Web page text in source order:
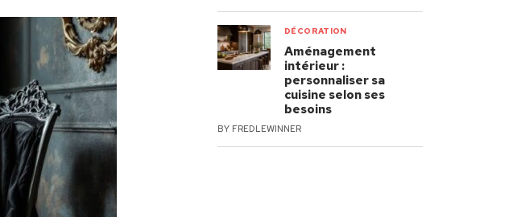
DÉCORATION
Aménagement
intérieur :
personnaliser sa
cuisine selon ses
besoins
BY FREDLEWINNER